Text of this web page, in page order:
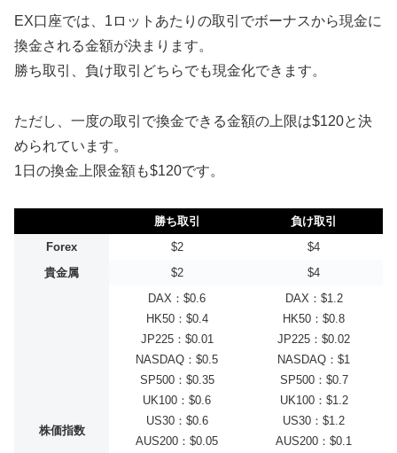
EX口座では、1ロットあたりの取引でボーナスから現金に
換金される金額が決まります。
勝ち取引、負け取引どちらでも現金化できます。
ただし、一度の取引で換金できる金額の 上限は$120と決
められています。
1日の換金上限金額も$120です。
勝ち取引
負け取引
Forex
$2
$4
貴金属
$2 $4
株価指数
DAX：$0.6
HK50：$0.4
JP225：$0.01
NASDAQ：$0.5
SP500：$0.35
UK100：$0.6
US30：$0.6
AUS200：$0.05
DAX：$1.2
HK50：$0.8
JP225：$0.02
NASDAQ：$1
SP500：$0.7
UK100：$1.2
US30：$1.2
AUS200：$0.1